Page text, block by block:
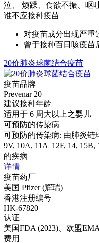
泣、 烦躁、食欲不振、呕
谁不应接种疫苗
对疫苗成分出现严重
曾于接种百日咳疫苗
20价肺炎球菌结合疫苗
疫苗品牌
Prevenar 20
建议接种年龄
适用于 6 周大以上之婴儿
可预防的传染病
可预防的传染病: 由肺炎链
9V, 10A, 11A, 12F, 14, 15B,
的疾病
详情
疫苗药厂
美国 Pfizer (辉瑞)
香港注册编号
HK-67820
认证
美国FDA (2023)、欧盟
费用